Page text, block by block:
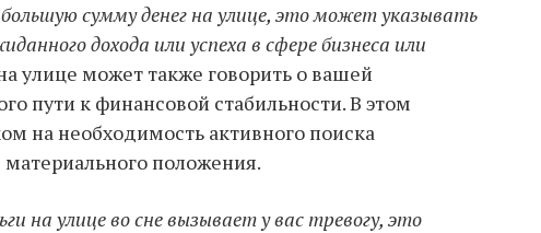
сумму денег на улице, это может указывать
дохода или успеха в сфере бизнеса или
улице может также говорить о вашей
пути к финансовой стабильности. В этом
на необходимость активного поиска
положения.
на улице во сне вызывает у вас тревогу, это